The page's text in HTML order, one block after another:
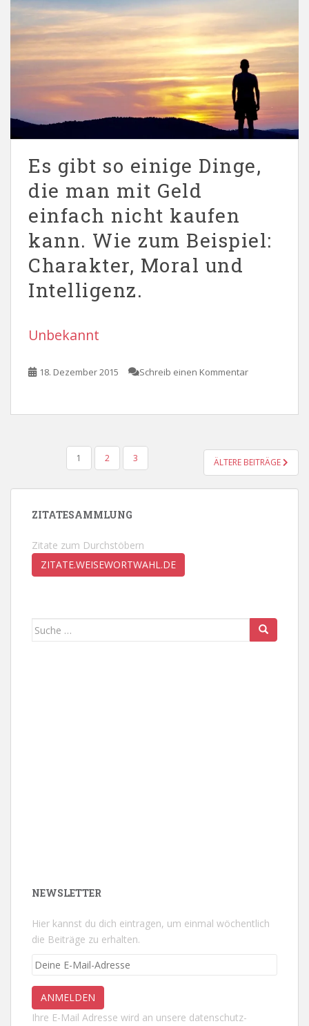
Es gibt so einige Dinge,
die man mit Geld
einfach nicht kaufen
kann. Wie zum Beispiel:
Charakter, Moral und
Intelligenz.
Unbekannt
18. Dezember 2015 Schreib einen Kommentar
SEITENNUMMERIERUNG
BEITRÄGE
1 2 3 ÄLTERE BEITRÄGE
ZITATESAMMLUNG
Zitate zum Durchstöbern
ZITATE.WEISEWORTWAHL.DE
Suche
NEWSLETTER
Hier kannst du dich eintragen, um einmal wöchentlich
die Beiträge zu erhalten.
Ihre E-Mail Adresse wird an unsere datenschutz-